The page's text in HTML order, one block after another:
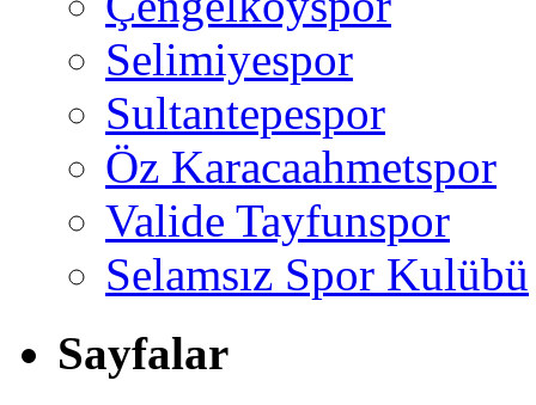
Selimiyespor
Sultantepespor
Öz Karacaahmetspor
Valide Tayfunspor
Selamsız Spor Kulübü
Sayfalar